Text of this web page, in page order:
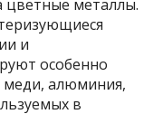
металлы.
и
особенно
меди, алюминия,
в